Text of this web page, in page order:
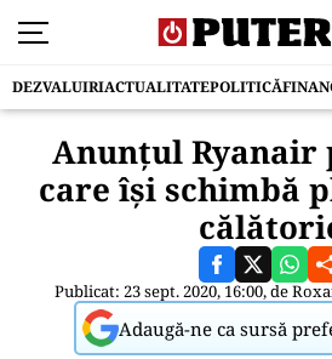
DEZVALUIRIACTUALITATEPOLITICĂ
Anunțul Ryanair
care își schimbă
Publicat: 23 sept. 2020, 16:00, de
Adaugă-ne ca sursă